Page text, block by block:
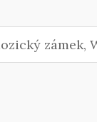
zámek,